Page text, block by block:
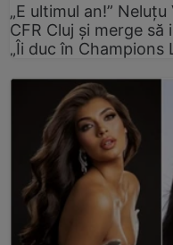
„E ultimul an!”
CFR Cluj și merge
„Îi duc în Champions